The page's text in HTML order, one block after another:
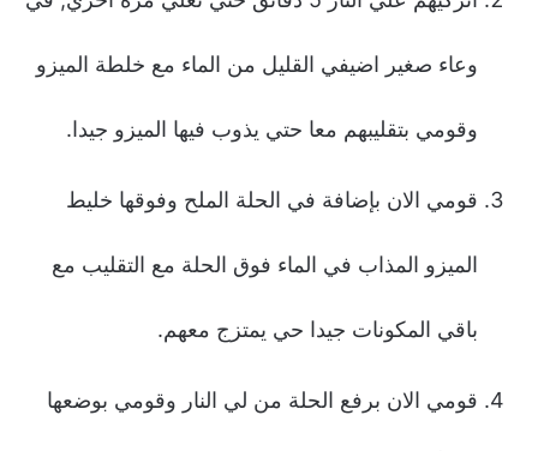
وعاء صغير اضيفي القليل من الماء مع خلطة الميزو
وقومي بتقليبهم معا حتي يذوب فيها الميزو جيدا.
قومي الان بإضافة في الحلة الملح وفوقها خليط
الميزو المذاب في الماء فوق الحلة مع التقليب مع
باقي المكونات جيدا حي يمتزج معهم.
قومي الان برفع الحلة من لي النار وقومي بوضعها